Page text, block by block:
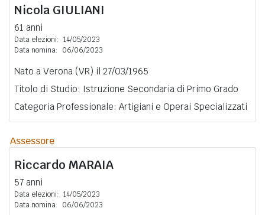
Nicola GIULIANI
61 anni
Data elezioni: 14/05/2023
Data nomina:
06/06/2023
Nato a Verona (VR) il 27/03/1965
Titolo di Studio: Istruzione Secondaria di Primo Grado
Categoria Professionale: Artigiani e Operai Specializzati
Assessore
Riccardo MARAIA
57 anni
Data elezioni: 14/05/2023
Data nomina:
06/06/2023